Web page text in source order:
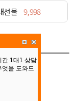
선물 9,998